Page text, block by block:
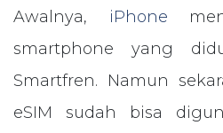
Awalnya,
iPhone
smartphone yang
Smartfren. Namun
eSIM sudah bisa